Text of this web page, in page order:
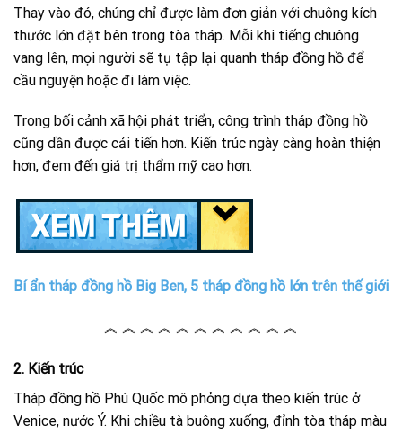
Thay vào đó, chúng chỉ được làm đơn giản với chuông kích
thước lớn đặt bên trong tòa tháp. Mỗi khi tiếng chuông
vang lên, mọi người sẽ tụ tập lại quanh tháp đồng hồ để
cầu nguyện hoặc đi làm việc.
Trong bối cảnh xã hội phát triển, công trình tháp đồng hồ
cũng dần được cải tiến hơn. Kiến trúc ngày càng hoàn thiện
hơn, đem đến giá trị thẩm mỹ cao hơn.
Bí ẩn tháp đồng hồ Big Ben, 5 tháp đồng hồ lớn trên thế giới
︽ ︽ ︽ ︽ ︽ ︽ ︽ ︽ ︽ ︽ ︽
2. Kiến trúc
Tháp đồng hồ Phú Quốc mô phỏng dựa theo kiến trúc ở
Venice, nước Ý. Khi chiều tà buông xuống, đỉnh tòa tháp màu